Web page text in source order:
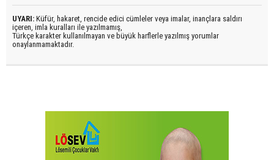
UYARI: Küfür, hakaret, rencide edici cümleler veya imalar, inançlara saldırı
içeren, imla kuralları ile yazılmamış,
Türkçe karakter kullanılmayan ve büyük harflerle yazılmış yorumlar
onaylanmamaktadır.